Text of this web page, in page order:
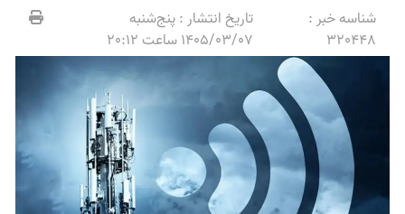
شناسه خبر :
320448
تاریخ انتشار :پنج‌شنبه
1405/03/07 ساعت 20:12